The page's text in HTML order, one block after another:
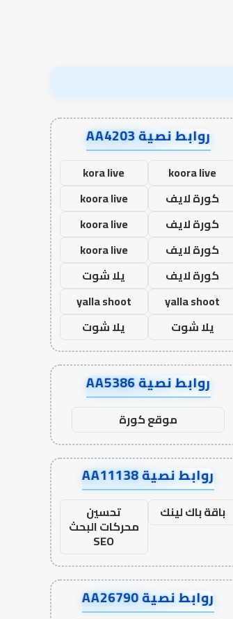
روابط نصية AA4203
koora live
kora live
كورة لايف
koora live
كورة لايف
koora live
كورة لايف
koora live
كورة لايف
يلا شوت
yalla shoot
yalla shoot
يلا شوت
يلا شوت
روابط نصية AA5386
موقع كورة
روابط نصية AA11138
باقة باك لينك تحسين
محركات البحث
SEO
روابط نصية AA26790